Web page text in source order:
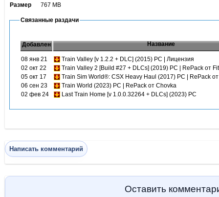
Размер
767 MB
Связанные раздачи
Добавлен Название
08 янв 21
Train Valley [v 1.2.2 + DLC] (2015) PC | Лицензия
02 окт 22
Train Valley 2 [Build #27 + DLCs] (2019) PC | RePack от
05 окт 17
Train Sim World®: CSX Heavy Haul (2017) PC | RePack
06 сен 23
Train World (2023) PC | RePack от Chovka
02 фев 24
Last Train Home [v 1.0.0.32264 + DLCs] (2023) PC
Написать комментарий
Оставить